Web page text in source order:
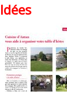
Idées